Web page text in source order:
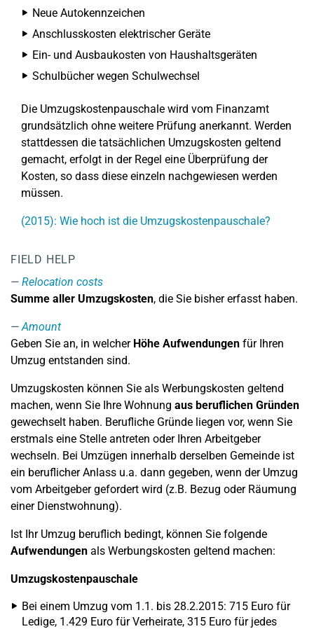
Neue Autokennzeichen
Anschlusskosten elektrischer Geräte
Ein- und Ausbaukosten von Haushaltsgeräten
Schulbücher wegen Schulwechsel
Die Umzugskostenpauschale wird vom Finanzamt
grundsätzlich ohne weitere Prüfung anerkannt. Werden
stattdessen die tatsächlichen Umzugskosten geltend
gemacht, erfolgt in der Regel eine Überprüfung der
Kosten, so dass diese einzeln nachgewiesen werden
müssen.
(2015): Wie hoch ist die Umzugskostenpauschale?
FIELD HELP
Relocation costs
Summe aller Umzugskosten, die Sie bisher erfasst haben.
Amount
Geben Sie an, in welcher Höhe Aufwendungen für Ihren
Umzug entstanden sind.
Umzugskosten können Sie als Werbungskosten geltend
machen, wenn Sie Ihre Wohnung aus beruflichen Gründen
gewechselt haben. Berufliche Gründe liegen vor, wenn Sie
erstmals eine Stelle antreten oder Ihren Arbeitgeber
wechseln. Bei Umzügen innerhalb derselben Gemeinde ist
ein beruflicher Anlass u.a. dann gegeben, wenn der Umzug
vom Arbeitgeber gefordert wird (z.B. Bezug oder Räumung
einer Dienstwohnung).
Ist Ihr Umzug beruflich bedingt, können Sie folgende
Aufwendungen als Werbungskosten geltend machen:
Umzugskostenpauschale
Bei einem Umzug vom 1.1. bis 28.2.2015: 715 Euro für
Ledige, 1.429 Euro für Verheirate, 315 Euro für jedes